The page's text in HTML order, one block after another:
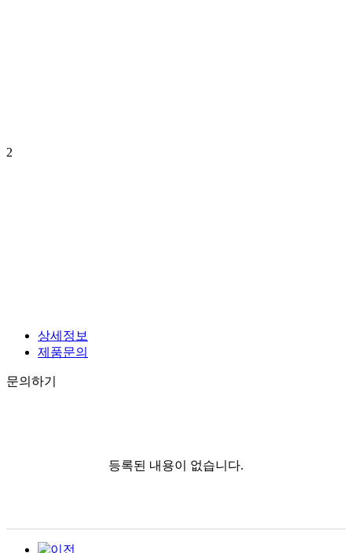
2
상세정보
제품문의
문의하기
등록된 내용이 없습니다.